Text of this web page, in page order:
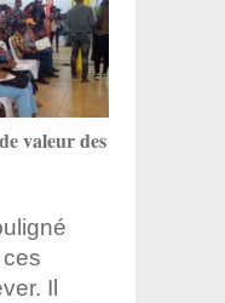
valeur des
Il